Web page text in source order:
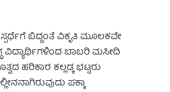
ಬಿದ್ದಂತೆ ವಿಕೃತಿ ಮೂಲಕವೇ
ವಿದ್ಯಾರ್ಥಿಗಳಿಂದ ಬಾಬರಿ ಮಸೀದಿ
ಹರಿಕಾರ ಕಲ್ಲಡ್ಕ ಭಟ್ಟರು
ಪಕ್ಕಾ